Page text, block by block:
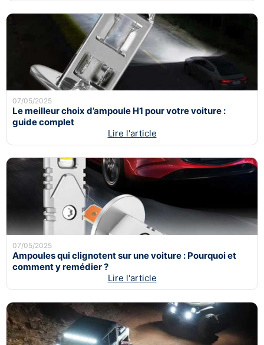
07/05/2025
Le meilleur choix d’ampoule H1 pour votre voiture :
guide complet
Lire l'article
07/05/2025
Ampoules qui clignotent sur une voiture : Pourquoi et
comment y remédier ?
Lire l'article